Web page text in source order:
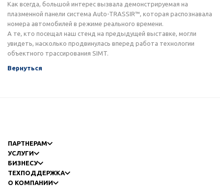
Как всегда, большой интерес вызвала демонстрируемая на
плазменной панели система Auto-TRASSIR™, которая распознавала
номера автомобилей в режиме реального времени.
А те, кто посещал наш стенд на предыдущей выставке, могли
увидеть, насколько продвинулась вперед работа технологии
объектного трассирования SIMT.
Вернуться
ПАРТНЕРАМ
УСЛУГИ
БИЗНЕСУ
ТЕХПОДДЕРЖКА
О КОМПАНИИ